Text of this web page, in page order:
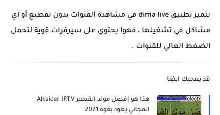
يتميز تطبيق dima live في مشاهدة القنوات بدون تقطيع أو آي
مشاكل في تشغيلها ، فهوا يحتوي على سيرفرات قوية لتحمل
الضغط العالي للقنوات .
قد يعجبك ايضا
هذا هو افضل مولد القيصر Alkaicer IPTV
المجاني يعود بقوة 2021